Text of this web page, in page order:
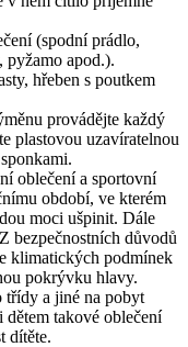
(spodní prádlo,
pyžamo apod.).
hřeben s poutkem
provádějte každý
plastovou uzavíratelnou
oblečení a sportovní
období, ve kterém
moci ušpinit. Dále
bezpečnostních důvodů
klimatických podmínek
pokrývku hlavy.
třídy a jiné na pobyt
takové oblečení
dítěte.